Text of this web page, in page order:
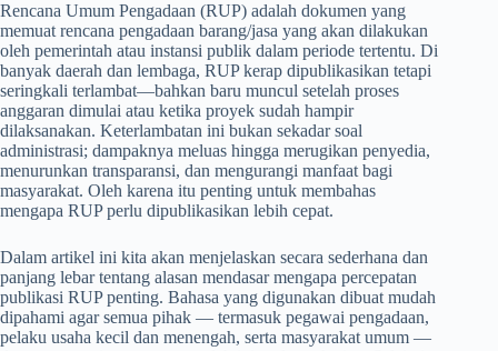
Rencana Umum Pengadaan (RUP) adalah dokumen yang
memuat rencana pengadaan barang/jasa yang akan dilakukan
oleh pemerintah atau instansi publik dalam periode tertentu. Di
banyak daerah dan lembaga, RUP kerap dipublikasikan tetapi
seringkali terlambat—bahkan baru muncul setelah proses
anggaran dimulai atau ketika proyek sudah hampir
dilaksanakan. Keterlambatan ini bukan sekadar soal
administrasi; dampaknya meluas hingga merugikan penyedia,
menurunkan transparansi, dan mengurangi manfaat bagi
masyarakat. Oleh karena itu penting untuk membahas
mengapa RUP perlu dipublikasikan lebih cepat.
Dalam artikel ini kita akan menjelaskan secara sederhana dan
panjang lebar tentang alasan mendasar mengapa percepatan
publikasi RUP penting. Bahasa yang digunakan dibuat mudah
dipahami agar semua pihak — termasuk pegawai pengadaan,
pelaku usaha kecil dan menengah, serta masyarakat umum —